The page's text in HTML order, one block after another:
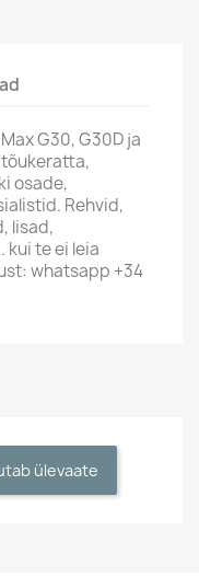
G30, G30D ja
osade,
Rehvid,
lisad,
te ei leia
whatsapp +34
ülevaate